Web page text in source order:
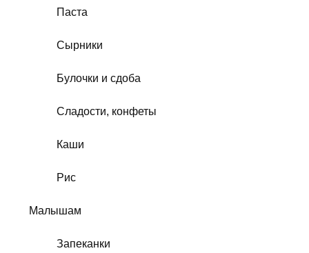
Паста
Сырники
Булочки и сдоба
Сладости, конфеты
Каши
Рис
Малышам
Запеканки